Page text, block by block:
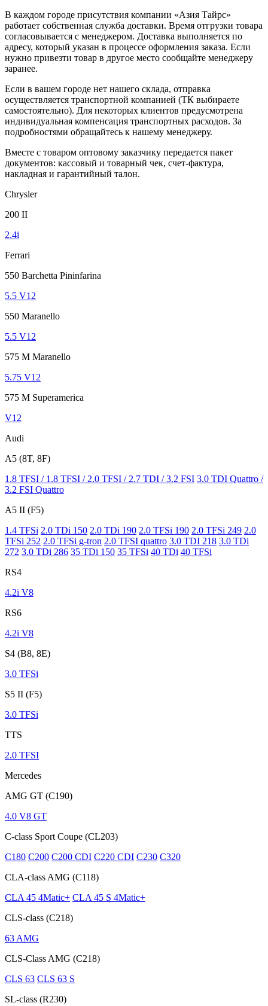
В каждом городе присутствия компании «Азия Тайрс»
работает собственная служба доставки. Время отгрузки товара
согласовывается с менеджером. Доставка выполняется по
адресу, который указан в процессе оформления заказа. Если
нужно привезти товар в другое место сообщайте менеджеру
заранее.
Если в вашем городе нет нашего склада, отправка
осуществляется транспортной компанией (ТК выбираете
самостоятельно). Для некоторых клиентов предусмотрена
индивидуальная компенсация транспортных расходов. За
подробностями обращайтесь к нашему менеджеру.
Вместе с товаром оптовому заказчику передается пакет
документов: кассовый и товарный чек, счет-фактура,
накладная и гарантийный талон.
Chrysler
200 II
2.4i
Ferrari
550 Barchetta Pininfarina
5.5 V12
550 Maranello
5.5 V12
575 M Maranello
5.75 V12
575 M Superamerica
V12
Audi
A5 (8T, 8F)
1.8 TFSI / 1.8 TFSI / 2.0 TFSI / 2.7 TDI / 3.2 FSI 3.0 TDI Quattro /
3.2 FSI Quattro
A5 II (F5)
1.4 TFSi 2.0 TDi 150 2.0 TDi 190 2.0 TFSi 190 2.0 TFSi 249 2.0
TFSi 252 2.0 TFSi g-tron 2.0 TFSI quattro 3.0 TDI 218 3.0 TDi
272 3.0 TDi 286 35 TDi 150 35 TFSi 40 TDi 40 TFSi
RS4
4.2i V8
RS6
4.2i V8
S4 (B8, 8E)
3.0 TFSi
S5 II (F5)
3.0 TFSi
TTS
2.0 TFSI
Mercedes
AMG GT (C190)
4.0 V8 GT
C-class Sport Coupe (CL203)
C180 C200 C200 CDI C220 CDI C230 C320
CLA-class AMG (C118)
CLA 45 4Matic+ CLA 45 S 4Matic+
CLS-class (C218)
63 AMG
CLS-Class AMG (C218)
CLS 63 CLS 63 S
SL-class (R230)